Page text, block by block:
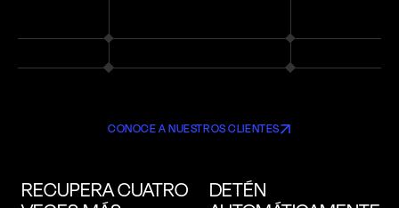
CONOCE A NUESTROS CLIENTES
RECUPERA CUATRO DETÉN